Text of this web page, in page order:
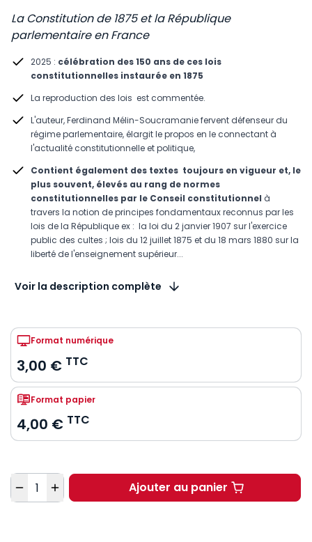
La Constitution de 1875 et la République
parlementaire en France
2025 : célébration des 150 ans de ces lois
constitutionnelles instaurée en 1875
La reproduction des lois est commentée.
L'auteur, Ferdinand Mélin-Soucramanie fervent défenseur du
régime parlementaire, élargit le propos en le connectant à
l'actualité constitutionnelle et politique,
Contient également des textes toujours en vigueur et, le
plus souvent, élevés au rang de normes
constitutionnelles par le Conseil constitutionnel à
travers la notion de principes fondamentaux reconnus par les
lois de la République ex : la loi du 2 janvier 1907 sur l'exercice
public des cultes ; lois du 12 juillet 1875 et du 18 mars 1880 sur la
liberté de l'enseignement supérieur...
Voir la description complète
Format numérique
3,00 € TTC
Format papier
4,00 € TTC
Quantité Ajouter au panierLa constitution de